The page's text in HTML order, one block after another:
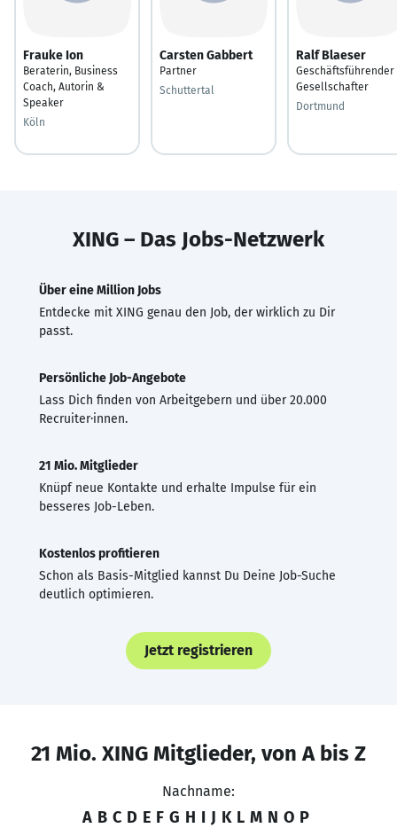
Frauke Ion
Beraterin, Business
Coach, Autorin &
Speaker
Köln
Carsten Gabbert
Partner
Schuttertal
Ralf Blaeser
Geschäftsführender
Gesellschafter
Dortmund
XING – Das Jobs-Netzwerk
Über eine Million Jobs
Entdecke mit XING genau den Job, der wirklich zu Dir
passt.
Persönliche Job-Angebote
Lass Dich finden von Arbeitgebern und über 20.000
Recruiter·innen.
21 Mio. Mitglieder
Knüpf neue Kontakte und erhalte Impulse für ein
besseres Job-Leben.
Kostenlos profitieren
Schon als Basis-Mitglied kannst Du Deine Job-Suche
deutlich optimieren.
Jetzt registrieren
21 Mio. XING Mitglieder, von A bis Z
Nachname:
A B C D E F G H I J K L M N O P